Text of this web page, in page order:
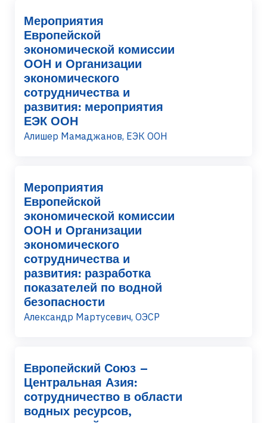
Мероприятия
Европейской
экономической комиссии
ООН и Организации
экономического
сотрудничества и
развития: мероприятия
ЕЭК ООН
Алишер Мамаджанов, ЕЭК ООН
Мероприятия
Европейской
экономической комиссии
ООН и Организации
экономического
сотрудничества и
развития: разработка
показателей по водной
безопасности
Александр Мартусевич, ОЭСР
Европейский Союз –
Центральная Азия:
сотрудничество в области
водных ресурсов,